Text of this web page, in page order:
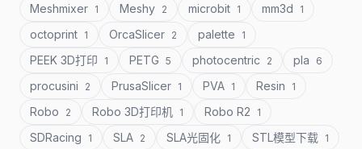
Meshmixer 1 Meshy 2 microbit 1 mm3d 1
octoprint 1 OrcaSlicer 2 palette 1
PEEK 3D打印 1 PETG 5 photocentric 2 pla 6
procusini 2 PrusaSlicer 1 PVA 1 Resin 1
Robo 2 Robo 3D打印机 1 Robo R2 1
SDRacing 1 SLA 2 SLA光固化 1 STL模型下载 1